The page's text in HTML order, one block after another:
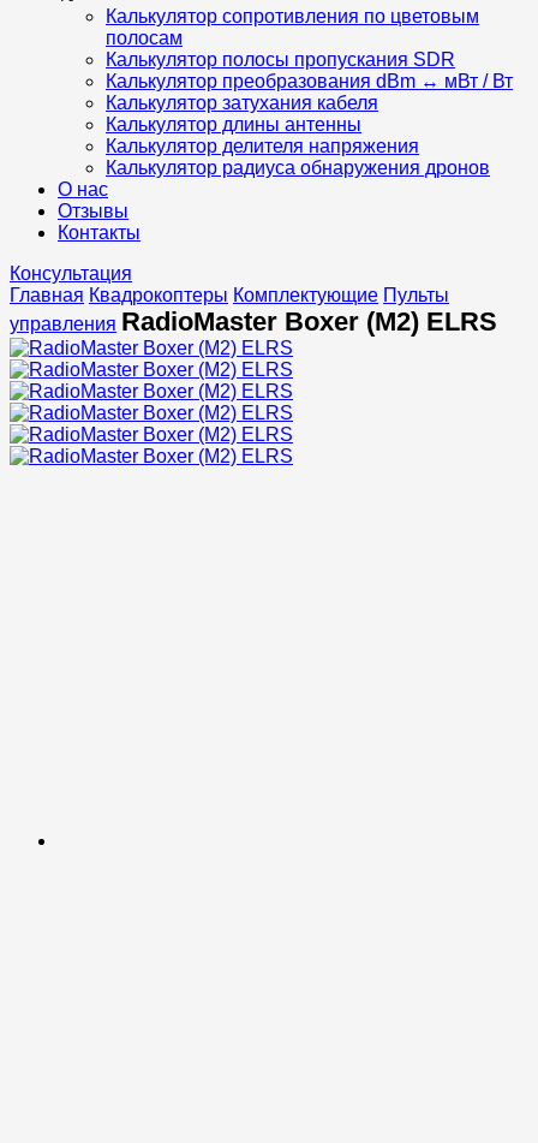
Калькулятор сопротивления по цветовым
полосам
Калькулятор полосы пропускания SDR
Калькулятор преобразования dBm ↔ мВт / Вт
Калькулятор затухания кабеля
Калькулятор длины антенны
Калькулятор делителя напряжения
Калькулятор радиуса обнаружения дронов
О нас
Отзывы
Контакты
Консультация
Главная Квадрокоптеры Комплектующие Пульты
управления RadioMaster Boxer (M2) ELRS